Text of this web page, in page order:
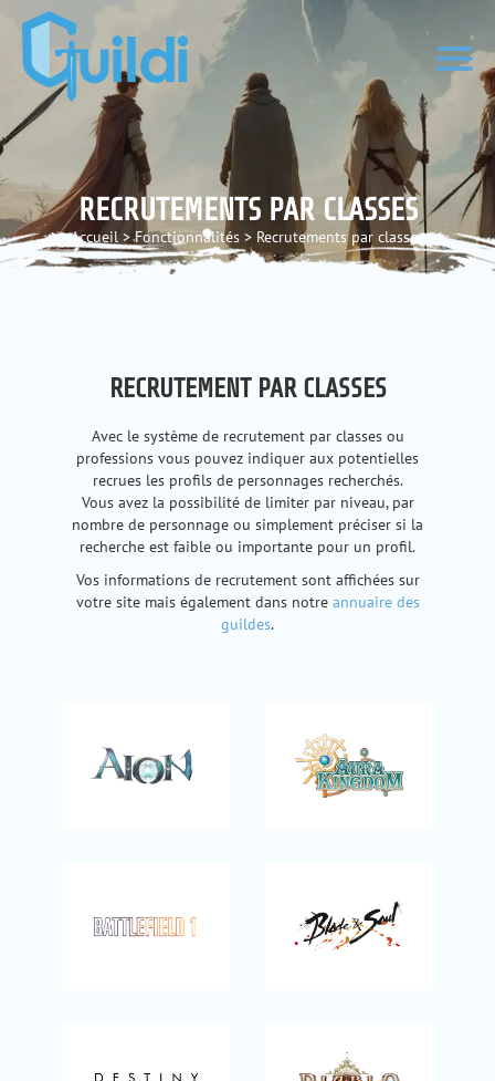
RECRUTEMENTS PAR CLASSES
Accueil > Fonctionnalités > Recrutements par classes
RECRUTEMENT PAR CLASSES
Avec le système de recrutement par classes ou
professions vous pouvez indiquer aux potentielles
recrues les profils de personnages recherchés.
Vous avez la possibilité de limiter par niveau, par
nombre de personnage ou simplement préciser si la
recherche est faible ou importante pour un profil.
Vos informations de recrutement sont affichées sur
votre site mais également dans notre annuaire des
guildes.